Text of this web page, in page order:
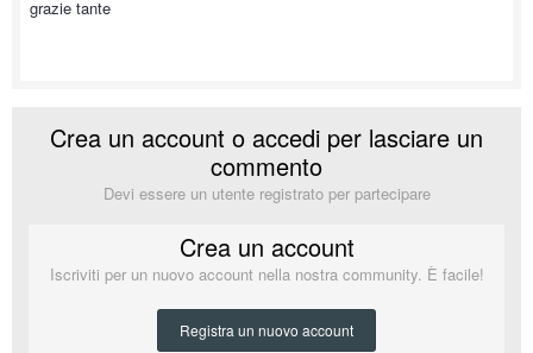
grazie tante
Crea un account o accedi per lasciare un
commento
Devi essere un utente registrato per partecipare
Crea un account
Iscriviti per un nuovo account nella nostra community. È facile!
Registra un nuovo account